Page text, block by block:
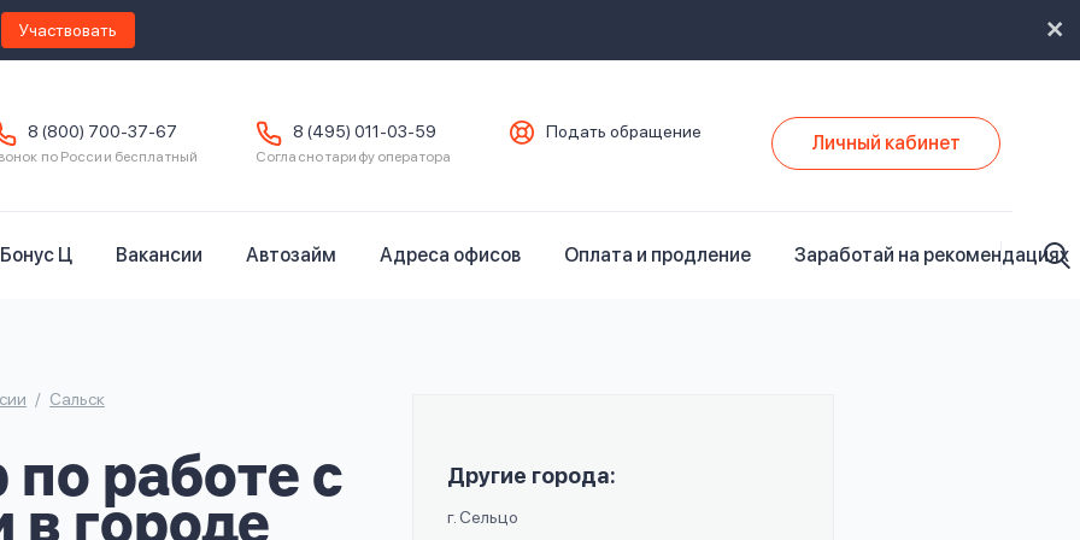
Участвовать
8 (800) 700-37-67
по России бесплатный
8 (495) 011-03-59
Согласно тарифу оператора
Подать обращение Личный кабинет
Бонус Ц Вакансии Автозайм Адреса офисов Оплата и продление Заработай на рекомендациях
Сальск
работе с
в городе
Другие города:
г. Сельцо